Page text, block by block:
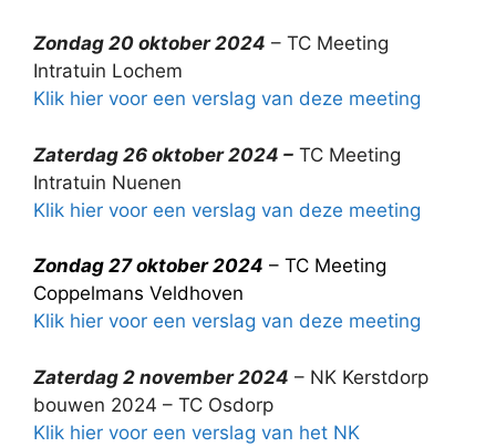
Zondag 20 oktober 2024 – TC Meeting
Intratuin Lochem
Klik hier voor een verslag van deze meeting
Zaterdag 26 oktober 2024 – TC Meeting
Intratuin Nuenen
Klik hier voor een verslag van deze meeting
Zondag 27 oktober 2024 – TC Meeting
Coppelmans Veldhoven
Klik hier voor een verslag van deze meeting
Zaterdag 2 november 2024 – NK Kerstdorp
bouwen 2024 – TC Osdorp
Klik hier voor een verslag van het NK